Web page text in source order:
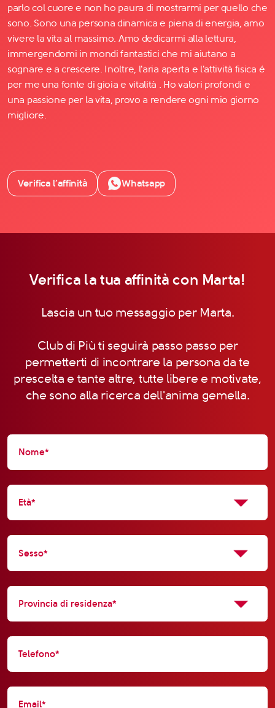
parlo col cuore e non ho paura di mostrarmi per quello che
sono. Sono una persona dinamica e piena di energia, amo
vivere la vita al massimo. Amo dedicarmi alla lettura,
immergendomi in mondi fantastici che mi aiutano a
sognare e a crescere. Inoltre, l'aria aperta e l'attività fisica é
per me una fonte di gioia e vitalità . Ho valori profondi e
una passione per la vita, provo a rendere ogni mio giorno
migliore.
Verifica l’affinità Whatsapp
Verifica la tua affinità con Marta!
Lascia un tuo messaggio per Marta.
Club di Più ti seguirà passo passo per
permetterti di incontrare la persona da te
prescelta e tante altre, tutte libere e motivate,
che sono alla ricerca dell'anima gemella.